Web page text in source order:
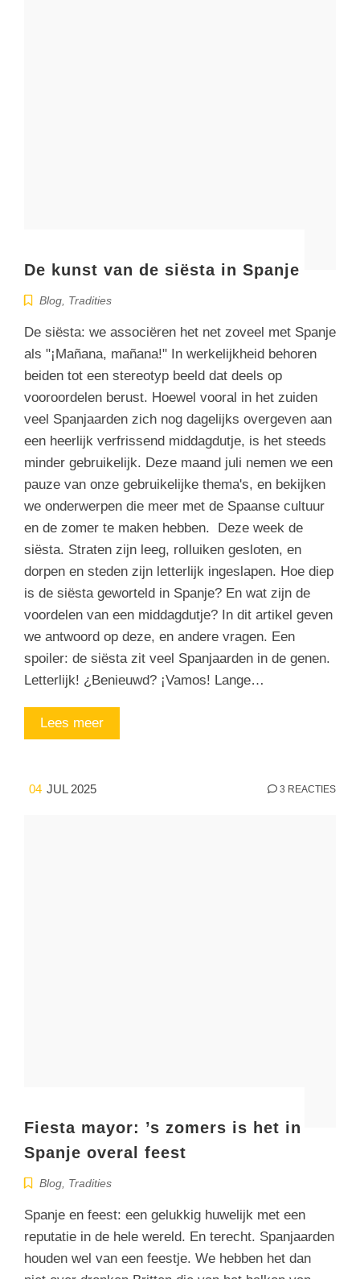
De kunst van de siësta in Spanje
Blog Tradities
De siësta: we associëren het net zoveel met Spanje
als "¡Mañana, mañana!" In werkelijkheid behoren
beiden tot een stereotyp beeld dat deels op
vooroordelen berust. Hoewel vooral in het zuiden
veel Spanjaarden zich nog dagelijks overgeven aan
een heerlijk verfrissend middagdutje, is het steeds
minder gebruikelijk. Deze maand juli nemen we een
pauze van onze gebruikelijke thema's, en bekijken
we onderwerpen die meer met de Spaanse cultuur
en de zomer te maken hebben. Deze week de
siësta. Straten zijn leeg, rolluiken gesloten, en
dorpen en steden zijn letterlijk ingeslapen. Hoe diep
is de siësta geworteld in Spanje? En wat zijn de
voordelen van een middagdutje? In dit artikel geven
we antwoord op deze, en andere vragen. Een
spoiler: de siësta zit veel Spanjaarden in de genen.
Letterlijk! ¿Benieuwd? ¡Vamos! Lange…
Lees meer
04 JUL 2025 3 REACTIES
Fiesta mayor: ’s zomers is het in
Spanje overal feest
Blog Tradities
Spanje en feest: een gelukkig huwelijk met een
reputatie in de hele wereld. En terecht. Spanjaarden
houden wel van een feestje. We hebben het dan